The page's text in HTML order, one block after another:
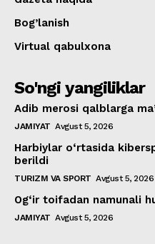
Bog’lanish
Virtual qabulxona
So'ngi yangiliklar
Adib merosi qalblarga
JAMIYAT Avgust 5, 2026
Harbiylar o‘rtasida
berildi
TURIZM VA SPORT Avgust 5, 2026
Og‘ir toifadan namunali
JAMIYAT Avgust 5, 2026